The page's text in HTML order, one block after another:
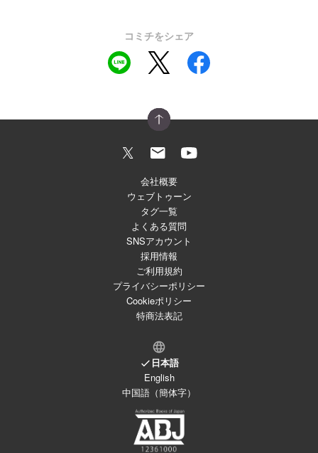
コミチをシェア
会社概要
ウェブトゥーン
タグ一覧
よくある質問
SNSアカウント
採用情報
ご利用規約
プライバシーポリシー
Cookieポリシー
特商法表記
日本語
English
中国語（簡体字）